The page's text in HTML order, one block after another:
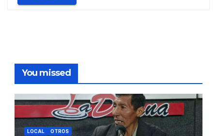
You missed
LOCAL OTROS